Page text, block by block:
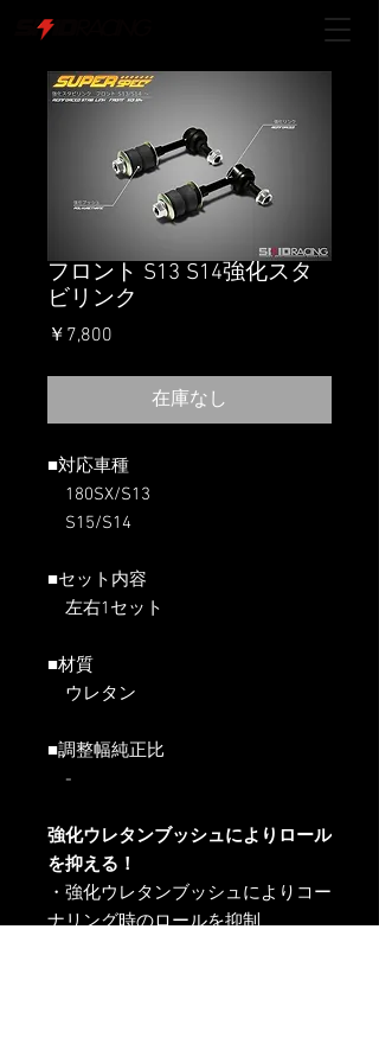
フロント S13 S14強化スタ
ビリンク
￥7,800
在庫なし
■対応車種
180SX/S13
S15/S14
■セット内容
左右1セット
■材質
ウレタン
■調整幅純正比
-
強化ウレタンブッシュによりロール
を抑える！
・強化ウレタンブッシュによりコー
ナリング時のロールを抑制